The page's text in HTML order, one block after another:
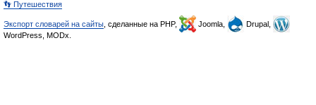
👣 Путешествия
Экспорт словарей на сайты , сделанные на PHP, Joomla,
Drupal,
WordPress, MODx.